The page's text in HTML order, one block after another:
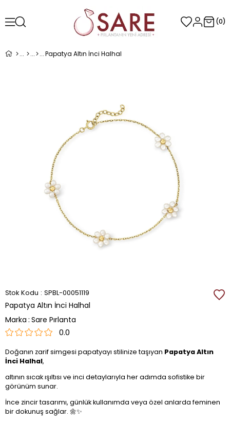
0
Papatya Altın İnci Halhal
Stok Kodu SPBL-00051119
Papatya Altın İnci Halhal
Marka : Sare Pırlanta
0.0
Doğanın zarif simgesi papatyayı stilinize taşıyan Papatya Altın
İnci Halhal,
altının sıcak ışıltısı ve inci detaylarıyla her adımda sofistike bir
görünüm sunar.
İnce zincir tasarımı, günlük kullanımda veya özel anlarda feminen
bir dokunuş sağlar. 🌼✨